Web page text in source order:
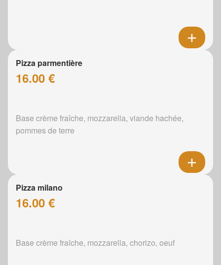
Pizza parmentière
16.00 €
Base crème fraîche, mozzarella, viande hachée,
pommes de terre
Pizza milano
16.00 €
Base crème fraîche, mozzarella, chorizo, oeuf